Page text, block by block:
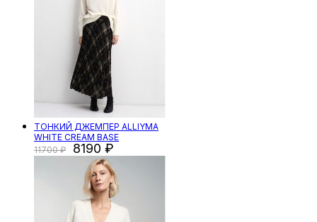
ТОНКИЙ ДЖЕМПЕР ALLIYMA
WHITE CREAM BASE
11700
8190